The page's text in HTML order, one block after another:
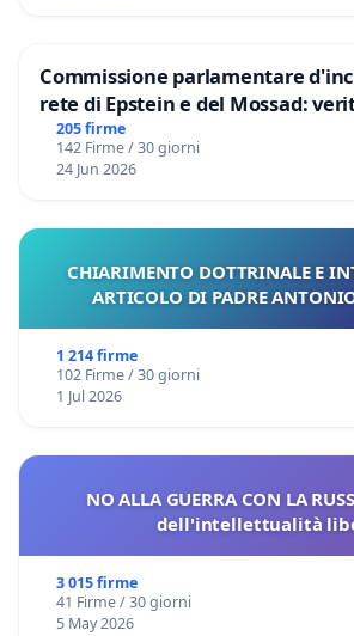
Commissione parlamentare
rete di Epstein e del Mossad:
Files
205 firme
142 Firme / 30 giorni
24 Jun 2026
CHIARIMENTO DOTTRINALE E
ARTICOLO DI PADRE
1 214 firme
102 Firme / 30 giorni
1 Jul 2026
NO ALLA GUERRA CON LA
dell'intellettualità
3 015 firme
41 Firme / 30 giorni
5 May 2026